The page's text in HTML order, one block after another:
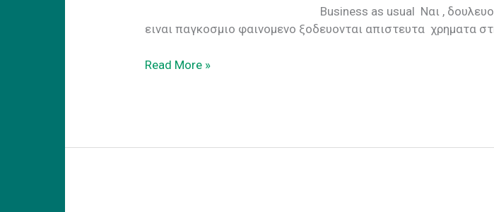
Business as usual Nαι , δουλευουμε
ειναι παγκοσμιο φαινομενο ξοδευονται απιστευτα χρηματα
Business
Read More »